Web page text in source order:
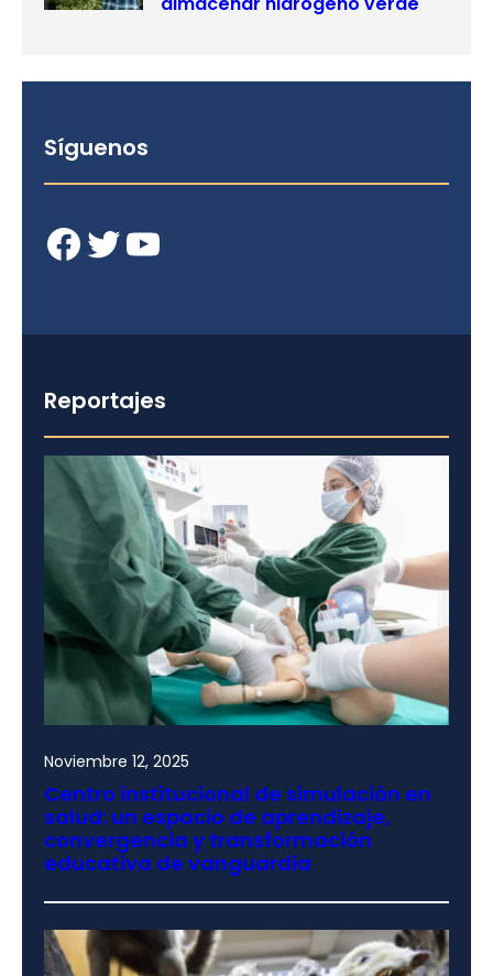
Síguenos
Facebook Twitter YouTube
Reportajes
Noviembre 12, 2025
Centro institucional de simulación en
salud: un espacio de aprendizaje,
convergencia y transformación
educativa de vanguardia